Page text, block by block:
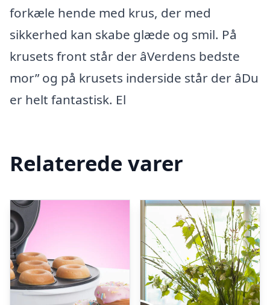
forkæle hende med krus, der med
sikkerhed kan skabe glæde og smil. På
krusets front står der âVerdens bedste
mor” og på krusets inderside står der âDu
er helt fantastisk. El
Relaterede varer